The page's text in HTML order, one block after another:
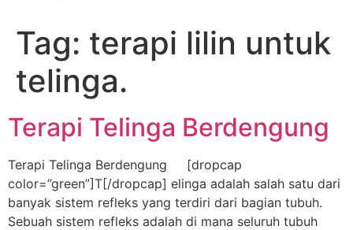
Tag: terapi lilin untuk
telinga.
Terapi Telinga Berdengung
Terapi Telinga Berdengung [dropcap
color=”green”]T[/dropcap] elinga adalah salah satu dari
banyak sistem refleks yang terdiri dari bagian tubuh.
Sebuah sistem refleks adalah di mana seluruh tubuh